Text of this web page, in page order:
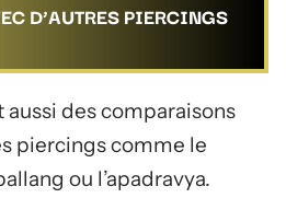
D’AUTRES PIERCINGS
des comparaisons
piercings comme le
ou l’apadravya.